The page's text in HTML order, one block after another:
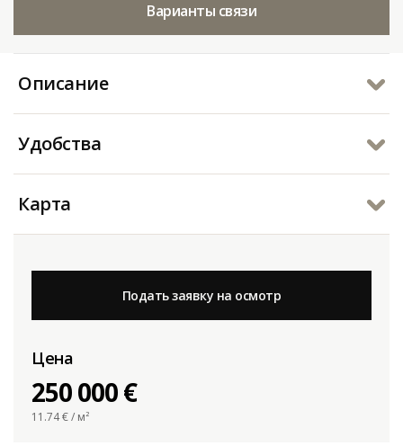
Варианты связи
Описание
Удобства
Карта
Подать заявку на осмотр
Цена
250 000 €
11.74€ / м²